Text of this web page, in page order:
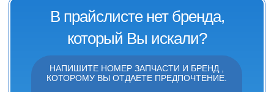
В прайслисте нет бренда,
который Вы искали?
НАПИШИТЕ НОМЕР ЗАПЧАСТИ И БРЕНД ,
КОТОРОМУ ВЫ ОТДАЕТЕ ПРЕДПОЧТЕНИЕ.